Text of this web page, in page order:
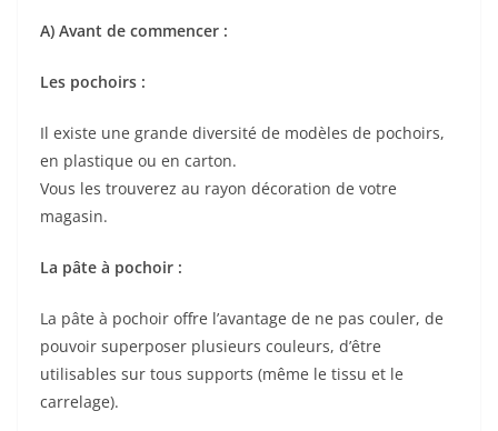
A) Avant de commencer :
Les pochoirs :
Il existe une grande diversité de modèles de pochoirs,
en plastique ou en carton.
Vous les trouverez au rayon décoration de votre
magasin.
La pâte à pochoir :
La pâte à pochoir offre l’avantage de ne pas couler, de
pouvoir superposer plusieurs couleurs, d’être
utilisables sur tous supports (même le tissu et le
carrelage).